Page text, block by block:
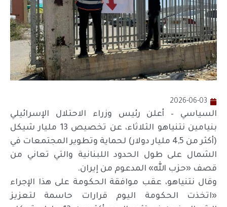
2026-06-03
السياسي – أعلن رئيس وزراء الاحتلال الإسرائيلي
بنيامين نتنياهو الثلاثاء، عن تخصيص 13 مليار شيكل
(أكثر من 4,5 مليار دولار) لحماية وتطوير المجتمعات في
الشمال على طول الحدود اللبنانية والتي تعاني من
قصف «حزب الله» المدعوم من إيران.
وقال نتنياهو، عقب موافقة الحكومة على هذا الإجراء
«اتخذت الحكومة اليوم قرارات حاسمة لتعزيز